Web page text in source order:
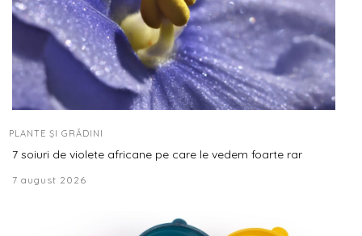
PLANTE ȘI GRĂDINI
7 soiuri de violete africane pe care le vedem foarte rar
7 august 2026